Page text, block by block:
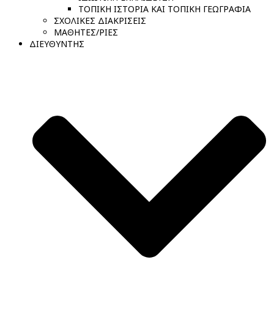
ΤΟΠΙΚΗ ΙΣΤΟΡΙΑ ΚΑΙ ΤΟΠΙΚΗ ΓΕΩΓΡΑΦΙΑ
ΣΧΟΛΙΚΕΣ ΔΙΑΚΡΙΣΕΙΣ
ΜΑΘΗΤΕΣ/ΡΙΕΣ
ΔΙΕΥΘΥΝΤΗΣ